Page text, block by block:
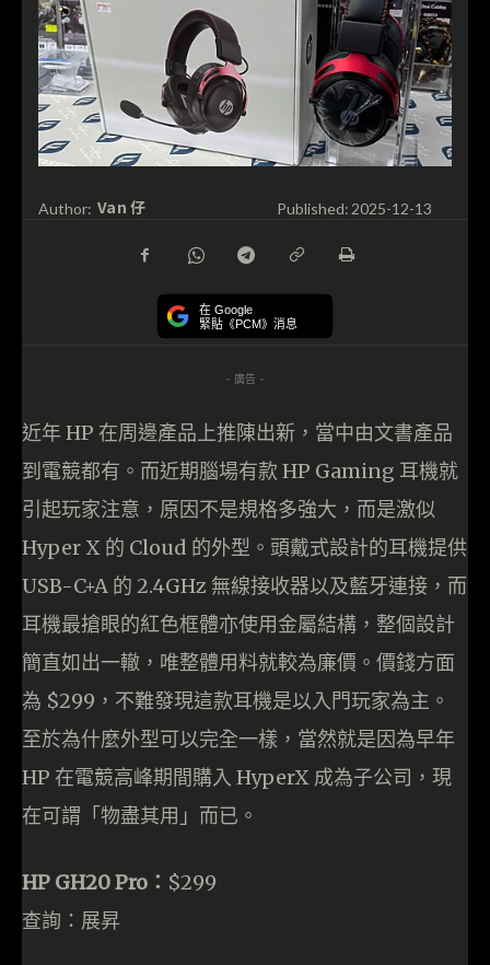
Author: Van 仔 Published: 2025-12-13
在 Google
緊貼《PCM》消息
- 廣告 -
近年 HP 在周邊產品上推陳出新，當中由文書產品
到電競都有。而近期腦場有款 HP Gaming 耳機就
引起玩家注意，原因不是規格多強大，而是激似
Hyper X 的 Cloud 的外型。頭戴式設計的耳機提供
USB-C+A 的 2.4GHz 無線接收器以及藍牙連接，而
耳機最搶眼的紅色框體亦使用金屬結構，整個設計
簡直如出一轍，唯整體用料就較為廉價。價錢方面
為 $299，不難發現這款耳機是以入門玩家為主。
至於為什麼外型可以完全一樣，當然就是因為早年
HP 在電競高峰期間購入 HyperX 成為子公司，現
在可謂「物盡其用」而已。
HP GH20 Pro： $299
查詢：展昇